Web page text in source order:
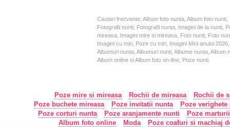
Cautari frecvente: Album foto nunta, Album foto
Fotografii nunti, Fotografii nunta, Imagini de la nunti,
mireasa, Imagini mire si mireasa, Foto nunti, Foto
Imagini cu miri, Poze cu miri, Imagini Mirii anului
Albumuri nunta, Albumuri nunti, Albume nunta,
Album online si Album foto on-line, Poze nunti.
Poze mire si mireasa Rochii de mireasa
Rochii de
Poze buchete mireasa
Poze invitatii nunta
Poze
Poze corturi nunta
Poze aranjamente nunti
Poze
Album foto online
Moda Poze coafuri si machiaj